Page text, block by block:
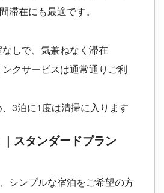
滞在にも最適です。
しで、気兼ねなく滞在
クサービスは通常通りご利
3泊に1度は清掃に入ります
スタンダードプラン
シンプルな宿泊をご希望の方